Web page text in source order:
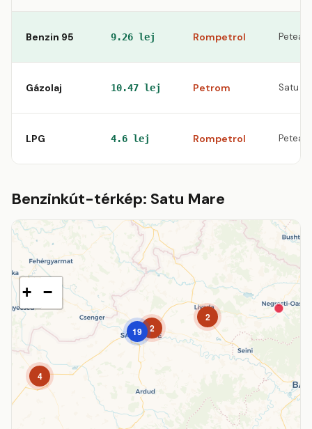
Benzin 95 9.26 lej Rompetrol Petea
Gázolaj 10.47 lej Petrom Satu
LPG 4.6 lej Rompetrol Petea
Benzinkút-térkép: Satu Mare
4
2
2
19
+ −